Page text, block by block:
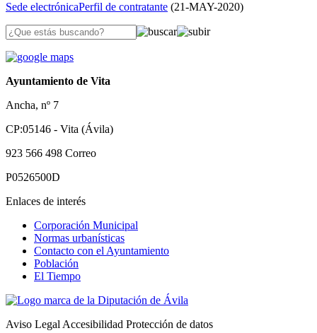
Sede electrónicaPerfil de contratante (21-MAY-2020)
Ayuntamiento de Vita
Ancha, nº 7
CP:05146 - Vita (Ávila)
923 566 498 Correo
P0526500D
Enlaces de interés
Corporación Municipal
Normas urbanísticas
Contacto con el Ayuntamiento
Población
El Tiempo
Aviso LegalAccesibilidad Protección de datos